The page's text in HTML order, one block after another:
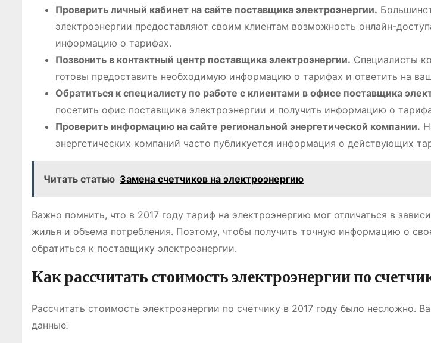
Проверить личный кабинет на сайте поставщика электроэнергии․
электроэнергии предоставляют своим клиентам возможность онлайн-
информацию о тарифах․
Позвонить в контактный центр поставщика электроэнергии․ Специалисты
готовы предоставить необходимую информацию о тарифах и ответить на
Обратиться к специалисту по работе с клиентами в офисе поставщика
посетить офис поставщика электроэнергии и получить информацию о
Проверить информацию на сайте региональной энергетической компании․
энергетических компаний часто публикуется информация о действующих
Читать статью Замена счетчиков на электроэнергию
Важно помнить, что в 2017 году тариф на электроэнергию мог отличаться в
жилья и объема потребления․ Поэтому, чтобы получить точную информацию о
обратиться к поставщику электроэнергии․
Как рассчитать стоимость электроэнергии по
Рассчитать стоимость электроэнергии по счетчику в 2017 году было несложно․
данные⁚